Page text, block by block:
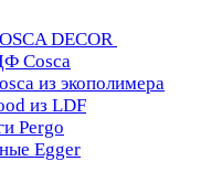
DECOR
Cosca
из экополимера
из LDF
Pergo
Egger